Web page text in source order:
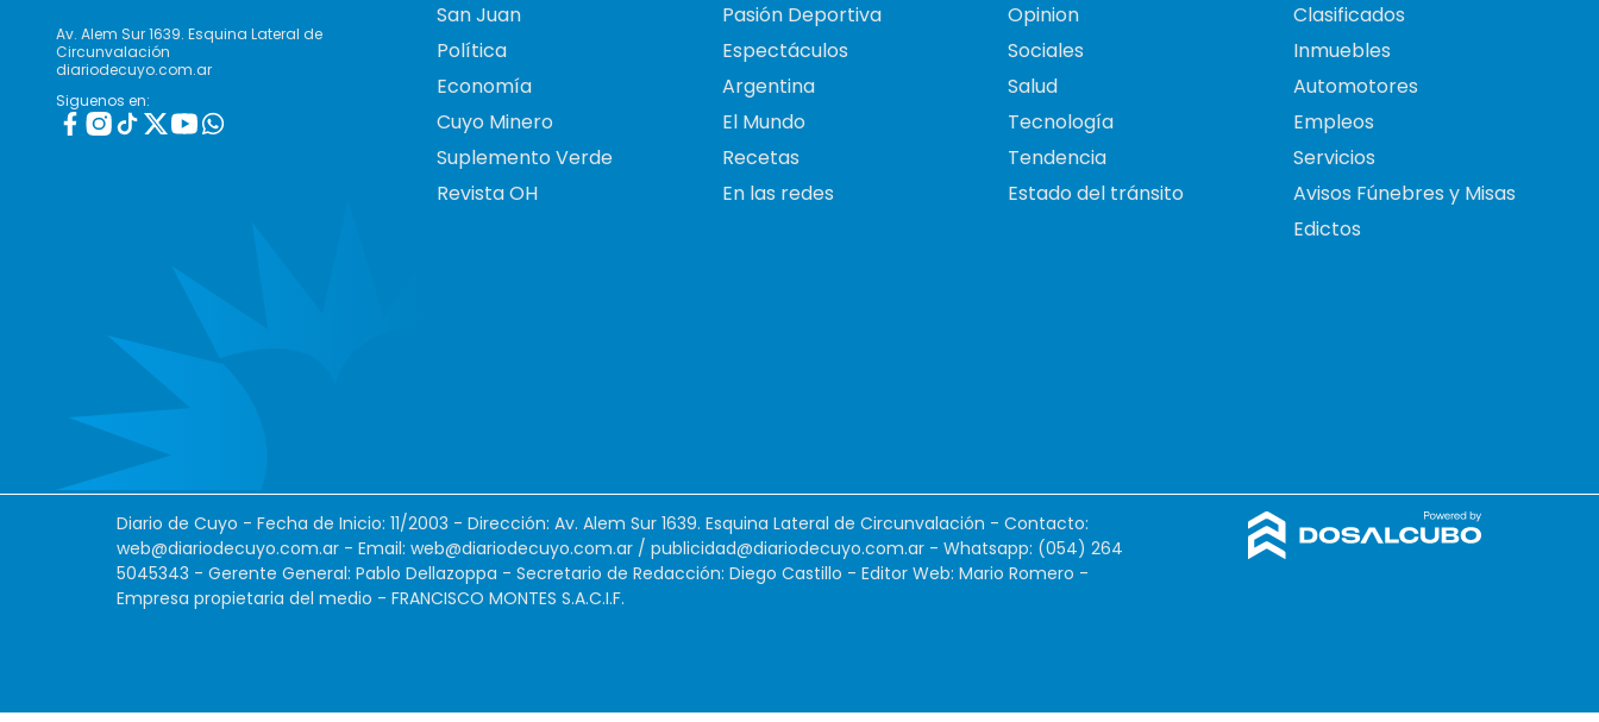
Av. Alem Sur 1639. Esquina Lateral de
Circunvalación
diariodecuyo.com.ar
Siguenos en:
San Juan
Política
Economía
Cuyo Minero
Suplemento Verde
Revista OH
Pasión Deportiva
Espectáculos
Argentina
El Mundo
Recetas
En las redes
Opinion
Sociales
Salud
Tecnología
Tendencia
Estado del tránsito
Clasificados
Inmuebles
Automotores
Empleos
Servicios
Avisos Fúnebres y Misas
Edictos
Diario de Cuyo - Fecha de Inicio: 11/2003 - Dirección: Av. Alem Sur 1639. Esquina Lateral de Circunvalación - Contacto:
web@diariodecuyo.com.ar - Email: web@diariodecuyo.com.ar / publicidad@diariodecuyo.com.ar - Whatsapp: (054) 264
5045343 - Gerente General: Pablo Dellazoppa - Secretario de Redacción: Diego Castillo - Editor Web: Mario Romero -
Empresa propietaria del medio - FRANCISCO MONTES S.A.C.I.F.